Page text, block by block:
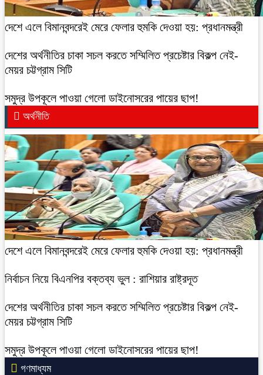
দেশে এলে বিমানবন্দরেই মেরে ফেলার হুমকি দেওয়া হয়: প্রধানমন্ত্রী
দেশের অর্থনীতির চাকা সচল করতে সম্মিলিত প্রচেষ্টার বিকল্প নেই-
মেয়র চট্টগ্রাম সিটি
সমুদ্র উপকূলে পাওয়া গেলো ডাইনোসরের পায়ের ছাপ!
অর্থনীতি
দেশে এলে বিমানবন্দরেই মেরে ফেলার হুমকি দেওয়া হয়: প্রধানমন্ত্রী
নির্বাচন নিয়ে বিএনপির বক্তব্য ভুল : রাশিয়ার রাষ্ট্রদূত
দেশের অর্থনীতির চাকা সচল করতে সম্মিলিত প্রচেষ্টার বিকল্প নেই-
মেয়র চট্টগ্রাম সিটি
সমুদ্র উপকূলে পাওয়া গেলো ডাইনোসরের পায়ের ছাপ!
গণমাধ্যম